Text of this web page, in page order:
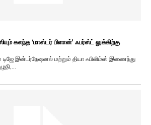
கலந்த ‘மாஸ்டர் பிளான்’ ஃபர்ஸ்ட் லுக்கிற்கு
டிஜே இன்டர்நேஷனல் மற்றும் தியா ஃபிலிம்ஸ் இணைந்து